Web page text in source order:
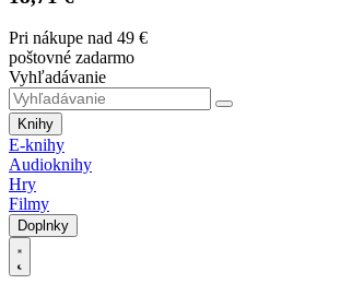
Pri nákupe nad 49 €
poštovné zadarmo
Vyhľadávanie
Knihy
E-knihy
Audioknihy
Hry
Filmy
Doplnky